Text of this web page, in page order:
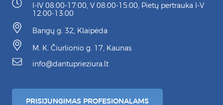
I-IV 08:00-17:00, V 08:00-15:00, Pietų pertrauka I-V
12:00-13:00
Bangų g. 32, Klaipėda
M. K. Čiurlionio g. 17, Kaunas
info@dantuprieziura.lt
PRISIJUNGIMAS PROFESIONALAMS